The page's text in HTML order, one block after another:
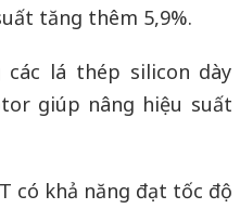
tăng thêm 5,9%.
các lá thép silicon dày
giúp nâng hiệu suất
có khả năng đạt tốc độ